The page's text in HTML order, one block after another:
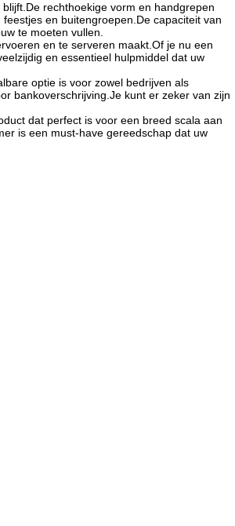
rechthoekige vorm en handgrepen
en buitengroepen.De capaciteit van
te moeten vullen.
en te serveren maakt.Of je nu een
en essentieel hulpmiddel dat uw
optie is voor zowel bedrijven als
bankoverschrijving.Je kunt er zeker van zijn
dat perfect is voor een breed scala aan
is een must-have gereedschap dat uw